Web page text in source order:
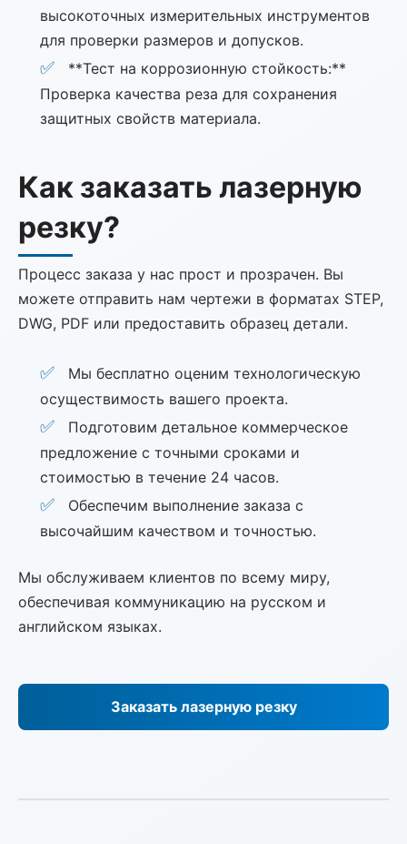
высокоточных измерительных инструментов
для проверки размеров и допусков.
**Тест на коррозионную стойкость:**
Проверка качества реза для сохранения
защитных свойств материала.
Как заказать лазерную
резку?
Процесс заказа у нас прост и прозрачен. Вы
можете отправить нам чертежи в форматах STEP,
DWG, PDF или предоставить образец детали.
Мы бесплатно оценим технологическую
осуществимость вашего проекта.
Подготовим детальное коммерческое
предложение с точными сроками и
стоимостью в течение 24 часов.
Обеспечим выполнение заказа с
высочайшим качеством и точностью.
Мы обслуживаем клиентов по всему миру,
обеспечивая коммуникацию на русском и
английском языках.
Заказать лазерную резку